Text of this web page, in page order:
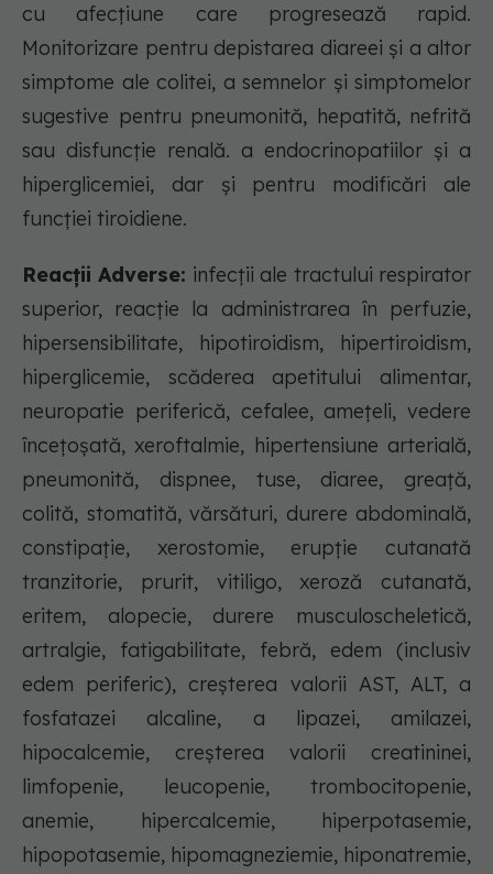
cu afecțiune care progresează rapid.
Monitorizare pentru depistarea diareei și a altor
simptome ale colitei, a semnelor și simptomelor
sugestive pentru pneumonită, hepatită, nefrită
sau disfuncție renală. a endocrinopatiilor și a
hiperglicemiei, dar și pentru modificări ale
funcției tiroidiene.
Reacții Adverse: infecții ale tractului respirator
superior, reacție la administrarea în perfuzie,
hipersensibilitate, hipotiroidism, hipertiroidism,
hiperglicemie, scăderea apetitului alimentar,
neuropatie periferică, cefalee, amețeli, vedere
încețoșată, xeroftalmie, hipertensiune arterială,
pneumonită, dispnee, tuse, diaree, greață,
colită, stomatită, vărsături, durere abdominală,
constipație, xerostomie, erupție cutanată
tranzitorie, prurit, vitiligo, xeroză cutanată,
eritem, alopecie, durere musculoscheletică,
artralgie, fatigabilitate, febră, edem (inclusiv
edem periferic), creșterea valorii AST, ALT, a
fosfatazei alcaline, a lipazei, amilazei,
hipocalcemie, creșterea valorii creatininei,
limfopenie, leucopenie, trombocitopenie,
anemie, hipercalcemie, hiperpotasemie,
hipopotasemie, hipomagneziemie, hiponatremie,